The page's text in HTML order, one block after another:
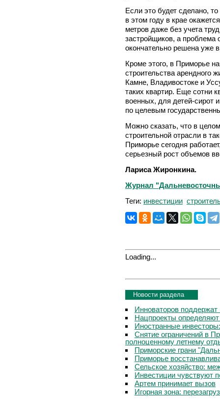
Если это будет сделано,
в этом году в крае
метров даже без учета
застройщиков, а
окончательно решена уже
Кроме этого, в Приморье
строительства арендного
Камне, Владивостоке и
таких квартир. Еще сотни
военных, для детей-сирот
по целевым
Можно сказать, что в
строительной отрасли в
Приморье сегодня
серьезный рост объемов
Лариса Жиронкина.
Журнал
Теги: инвестиции
Loading...
Новости раздела
Инноваторов поддержат
Нацпроекты определяют
Иностранные
Снятие ограничений в
полноценному летнему
Приморские грани
Приморье
Сельское хозяйство:
Инвестиции чувствуют
Артем принимает вызов
Игорная зона: